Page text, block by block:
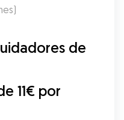
)
de
11€ por